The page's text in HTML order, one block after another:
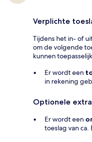
Verplichte
Tijdens het in- of
om de volgende
kunnen
Er wordt een
in rekening
Optionele
Er wordt een
toeslag van ca.